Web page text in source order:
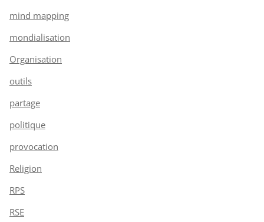
mind mapping
mondialisation
Organisation
outils
partage
politique
provocation
Religion
RPS
RSE